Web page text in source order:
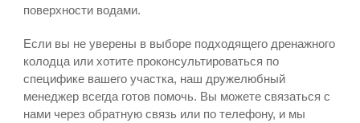
поверхности водами.
Если вы не уверены в выборе подходящего дренажного
колодца или хотите проконсультироваться по
специфике вашего участка, наш дружелюбный
менеджер всегда готов помочь. Вы можете связаться с
нами через обратную связь или по телефону, и мы